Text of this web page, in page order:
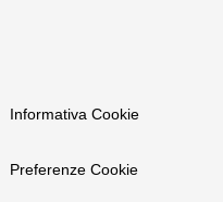
Informativa Cookie
Preferenze Cookie